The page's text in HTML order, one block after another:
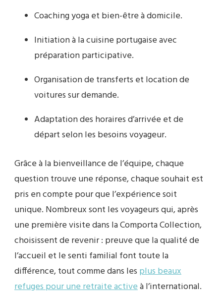
Coaching yoga et bien-être à domicile.
Initiation à la cuisine portugaise avec
préparation participative.
Organisation de transferts et location de
voitures sur demande.
Adaptation des horaires d’arrivée et de
départ selon les besoins voyageur.
Grâce à la bienveillance de l’équipe, chaque
question trouve une réponse, chaque souhait est
pris en compte pour que l’expérience soit
unique. Nombreux sont les voyageurs qui, après
une première visite dans la Comporta Collection,
choisissent de revenir : preuve que la qualité de
l’accueil et le senti familial font toute la
différence, tout comme dans les plus beaux
refuges pour une retraite activeà l’international.